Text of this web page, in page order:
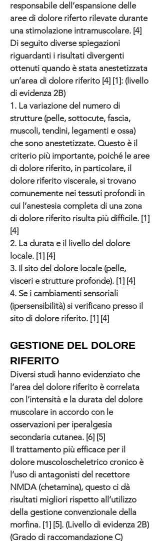
responsabile dell’espansione delle
aree di dolore riferto rilevate durante
una stimolazione intramuscolare. [4]
Di seguito diverse spiegazioni
riguardanti i risultati divergenti
ottenuti quando è stata anestetizzata
un’area di dolore riferito [4] [1]: (livello
di evidenza 2B)
1. La variazione del numero di
strutture (pelle, sottocute, fascia,
muscoli, tendini, legamenti e ossa)
che sono anestetizzate. Questo è il
criterio più importante, poiché le aree
di dolore riferito, in particolare, il
dolore riferito viscerale, si trovano
comunemente nei tessuti profondi in
cui l’anestesia completa di una zona
di dolore riferito risulta più difficile. [1]
[4]
2. La durata e il livello del dolore
locale. [1] [4]
3. Il sito del dolore locale (pelle,
visceri e strutture profonde). [1] [4]
4. Se i cambiamenti sensoriali
(ipersensibilità) si verificano presso il
sito di dolore riferito. [1] [4]
GESTIONE DEL DOLORE
RIFERITO
Diversi studi hanno evidenziato che
l’area del dolore riferito è correlata
con l’intensità e la durata del dolore
muscolare in accordo con le
osservazioni per iperalgesia
secondaria cutanea. [6] [5]
Il trattamento più efficace per il
dolore muscoloscheletrico cronico è
l’uso di antagonisti del recettore
NMDA (chetamina), questo ci dà
risultati migliori rispetto all’utilizzo
della gestione convenzionale della
morfina. [1] [5]. (Livello di evidenza 2B)
(Grado di raccomandazione C)